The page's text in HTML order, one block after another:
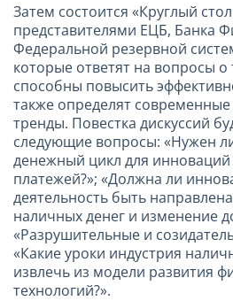
Затем состоится «Круглый
представителями ЕЦБ, Банка
Федеральной резервной
которые ответят на вопросы
способны повысить
также определят современные
тренды. Повестка дискуссий
следующие вопросы: «Нужен
денежный цикл для
платежей?»; «Должна ли
деятельность быть
наличных денег и изменение
«Разрушительные и
«Какие уроки индустрия
извлечь из модели развития
технологий?».